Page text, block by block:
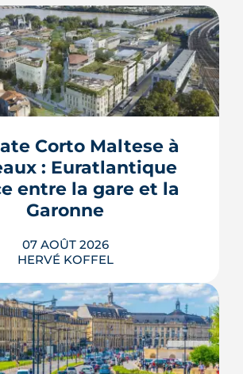
Corto Maltese à
: Euratlantique
entre la gare et la
Garonne
07 AOÛT 2026
HERVÉ KOFFEL
Saint-Jean et le fleuve, un